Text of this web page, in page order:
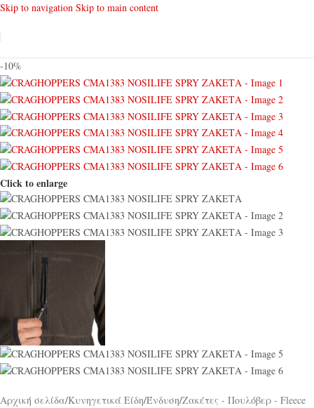
Skip to navigation Skip to main content
-10%
Click to enlarge
Αρχική σελίδα/Κυνηγετικά Είδη/Ένδυση/Ζακέτες - Πουλόβερ - Fleece